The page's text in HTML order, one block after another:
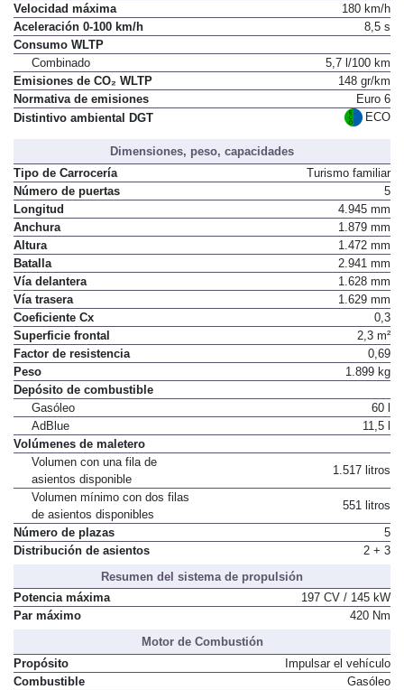
Velocidad máxima
180 km/h
Aceleración 0-100 km/h
8,5 s
Consumo WLTP
Combinado
5,7 l/100 km
Emisiones de CO₂ WLTP
148 gr/km
Normativa de emisiones
Euro 6
Distintivo ambiental DGT
ECO
Dimensiones, peso, capacidades
Tipo de Carrocería
Turismo familiar
Número de puertas
5
Longitud
4.945 mm
Anchura
1.879 mm
Altura
1.472 mm
Batalla
2.941 mm
Vía delantera
1.628 mm
Vía trasera
1.629 mm
Coeficiente Cx
0,3
Superficie frontal
2,3 m²
Factor de resistencia
0,69
Peso
1.899 kg
Depósito de combustible
Gasóleo
60 l
AdBlue
11,5 l
Volúmenes de maletero
Volumen con una fila de
asientos disponible
1.517 litros
Volumen mínimo con dos filas
de asientos disponibles
551 litros
Número de plazas
5
Distribución de asientos
2 + 3
Resumen del sistema de propulsión
Potencia máxima
197 CV / 145 kW
Par máximo
420 Nm
Motor de Combustión
Propósito
Impulsar el vehículo
Combustible
Gasóleo